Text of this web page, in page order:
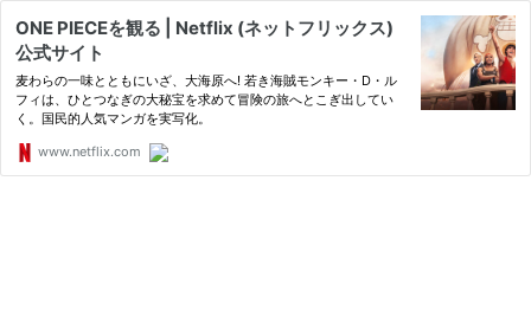
ONE PIECE を観 る | Netflix ( ネ ッ ト フ リ ッ ク ス )
公 式サ イ ト
麦わらの一味とともにいざ、大海原へ! 若き海賊モンキー・D・ル
フィは、ひとつなぎの大秘宝を求めて冒険の旅へとこぎ出してい
く。国民的人気マンガを実写化。
www.netflix.com